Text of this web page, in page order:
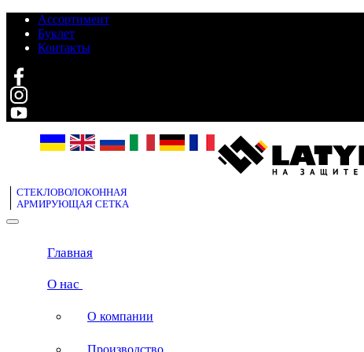
Ассортимент
Буклет
Контакты
Search
СТЕКЛОВОЛОКОННАЯ
АРМИРУЮЩАЯ СЕТКА
Главная
О нас
О компании